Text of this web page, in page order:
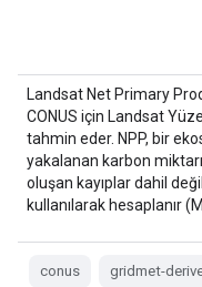
Landsat Net Primary
CONUS için Landsat
tahmin eder. NPP, bir
yakalanan karbon
oluşan kayıplar dahil
kullanılarak hesaplanır
conus gridmet-